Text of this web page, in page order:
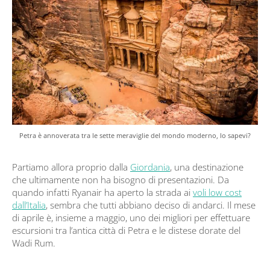
Petra è annoverata tra le sette meraviglie del mondo moderno, lo sapevi?
Partiamo allora proprio dalla Giordania, una destinazione
che ultimamente non ha bisogno di presentazioni. Da
quando infatti Ryanair ha aperto la strada ai voli low cost
dall’Italia, sembra che tutti abbiano deciso di andarci. Il mese
di aprile è, insieme a maggio, uno dei migliori per effettuare
escursioni tra l’antica città di Petra e le distese dorate del
Wadi Rum.